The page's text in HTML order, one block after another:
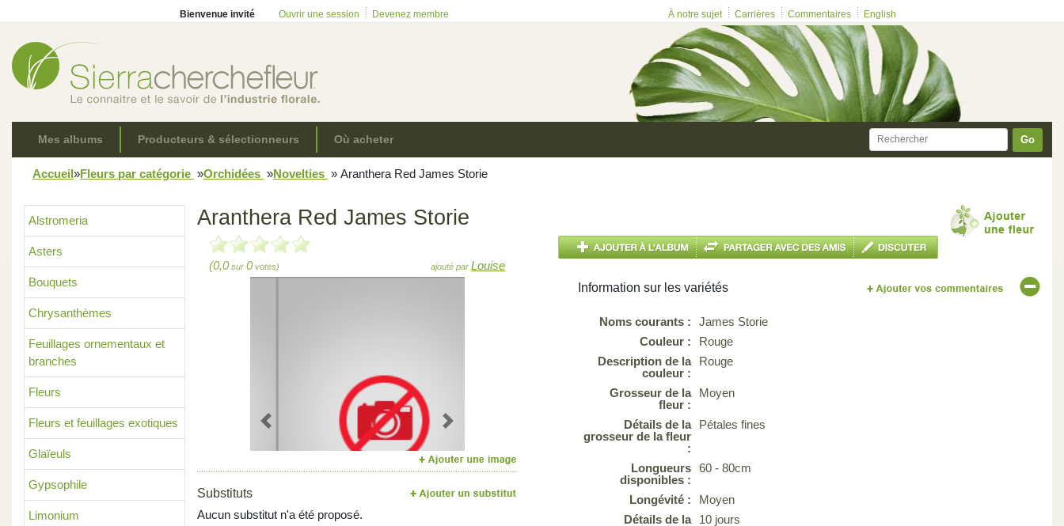
Bienvenue invité Ouvrir une session Devenez membre À notre sujet Carrières Commentaires English
Mes albums Producteurs & sélectionneurs Où acheter Go
Accueil»Fleurs par catégorie »Orchidées »Novelties » Aranthera Red James Storie
Alstromeria
Asters
Bouquets
Chrysanthèmes
Feuillages ornementaux et
branches
Fleurs
Fleurs et feuillages exotiques
Glaïeuls
Gypsophile
Limonium
Aranthera Red James Storie
(0,0sur 0votes) ajouté parLouise
Previous Next
Substituts
Aucun substitut n'a été proposé.
Information sur les variétés
Noms courants :
James Storie
Couleur :
Rouge
Description de la
couleur :
Rouge
Grosseur de la
fleur :
Moyen
Détails de la
grosseur de la fleur
:
Pétales fines
Longueurs
disponibles :
60 - 80cm
Longévité :
Moyen
Détails de la
10 jours